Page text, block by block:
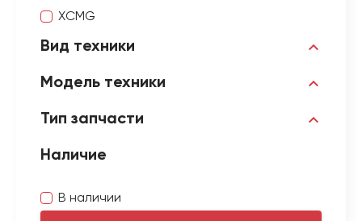
XCMG
Вид техники
Модель техники
Тип запчасти
Наличие
В наличии